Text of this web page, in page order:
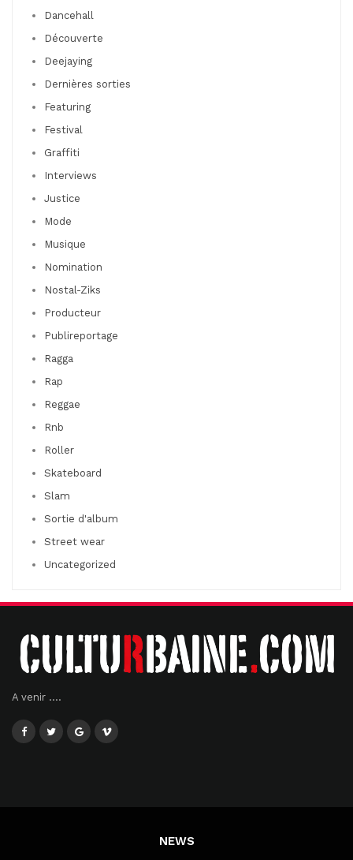
Dancehall
Découverte
Deejaying
Dernières sorties
Featuring
Festival
Graffiti
Interviews
Justice
Mode
Musique
Nomination
Nostal-Ziks
Producteur
Publireportage
Ragga
Rap
Reggae
Rnb
Roller
Skateboard
Slam
Sortie d'album
Street wear
Uncategorized
A venir ....
NEWS